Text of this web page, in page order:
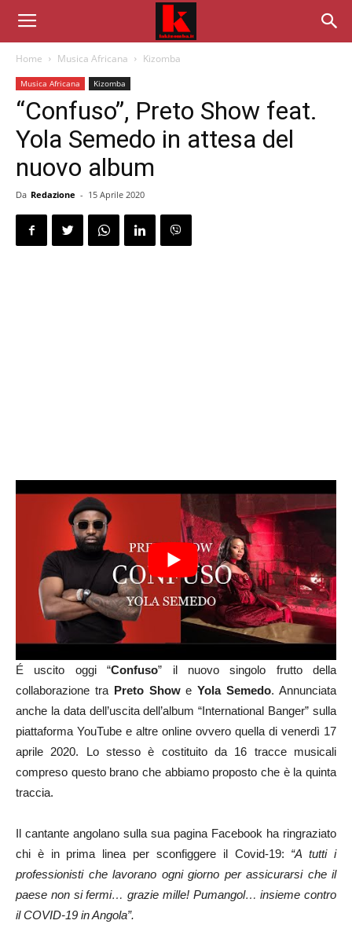
Home Musica Africana Kizomba
Musica Africana Kizomba
“Confuso”, Preto Show feat.
Yola Semedo in attesa del
nuovo album
Da Redazione - 15 Aprile 2020
É uscito oggi “Confuso” il nuovo singolo frutto della
collaborazione tra Preto ShoweYola Semedo. Annunciata
anche la data dell’uscita dell’album “International Banger” sulla
piattaforma YouTube e altre online ovvero quella di venerdì 17
aprile 2020. Lo stesso è costituito da 16 tracce musicali
compreso questo brano che abbiamo proposto che è la quinta
traccia.
Il cantante angolano sulla sua pagina Facebook ha ringraziato
chi è in prima linea per sconfiggere il Covid-19: “A tutti i
professionisti che lavorano ogni giorno per assicurarsi che il
paese non si fermi… grazie mille! Pumangol… insieme contro
il COVID-19 in Angola”.